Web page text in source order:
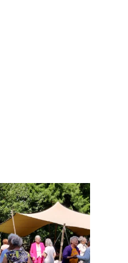
Nieuwsbrief
Doneren